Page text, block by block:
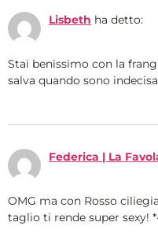
Lisbeth ha detto:
Stai benissimo con la
salva quando sono
Federica | La
OMG ma con Rosso
taglio ti rende super sexy!